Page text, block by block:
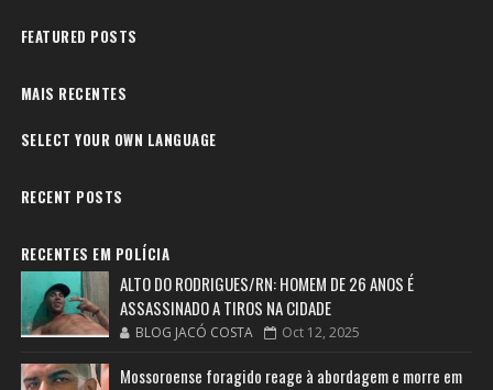
FEATURED POSTS
MAIS RECENTES
SELECT YOUR OWN LANGUAGE
RECENT POSTS
RECENTES EM POLÍCIA
ALTO DO RODRIGUES/RN: HOMEM DE 26 ANOS É
ASSASSINADO A TIROS NA CIDADE
BLOG JACÓ COSTA Oct 12, 2025
Mossoroense foragido reage à abordagem e morre em